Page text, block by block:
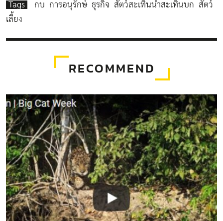
Tags กบ การอนุรักษ์ ธุรกิจ สัตว์สะเทินน้ำสะเทินบก สัตว์
เลี้ยง
RECOMMEND